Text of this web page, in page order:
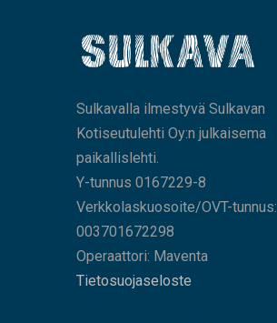
Sulkavalla ilmestyvä Sulkavan
Kotiseutulehti Oy:n julkaisema
paikallislehti.
Y-tunnus 0167229-8
Verkkolaskuosoite/OVT-tunnus:
003701672298
Operaattori: Maventa
Tietosuojaseloste